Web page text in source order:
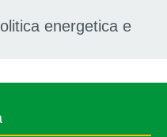
energetica e